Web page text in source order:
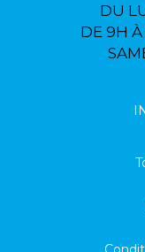
DU
DE 9H À